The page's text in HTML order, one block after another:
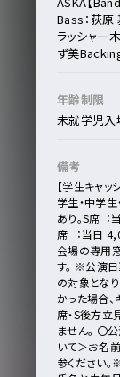
Bass：荻原
ラッシャー
ず美
年齢制限
未就学児入
備考
【学⽣キャッ
学生・中学
あり。S席︓
席 ︓当⽇
会場の専⽤
す。 ※公演⽇
の対象となり
かった場合、
席・S後方立
ません。 〇
いて＞お名
参ください。